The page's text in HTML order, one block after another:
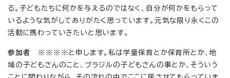
る。子どもたちに何かを与えるのではなく、自分が何かをもらって
いるような気がしてありがたく思っています。元気な限り永くこの
活動に携わっていきたいと思います。
参加者
※※※※と申します。私は学童保育とか保育所とか、地
域の子どもさんのこと、ブラジルの子どもさんの事とか、そういう